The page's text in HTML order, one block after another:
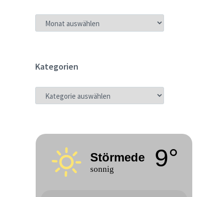
ARCHIV
Kategorien
KATEGORIEN
Störmede
sonnig 9°